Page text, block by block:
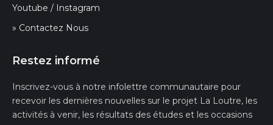
Youtube / Instagram
» Contactez Nous
Restez informé
Inscrivez-vous à notre infolettre communautaire pour
recevoir les dernières nouvelles sur le projet La Loutre, les
activités à venir, les résultats des études et les occasions